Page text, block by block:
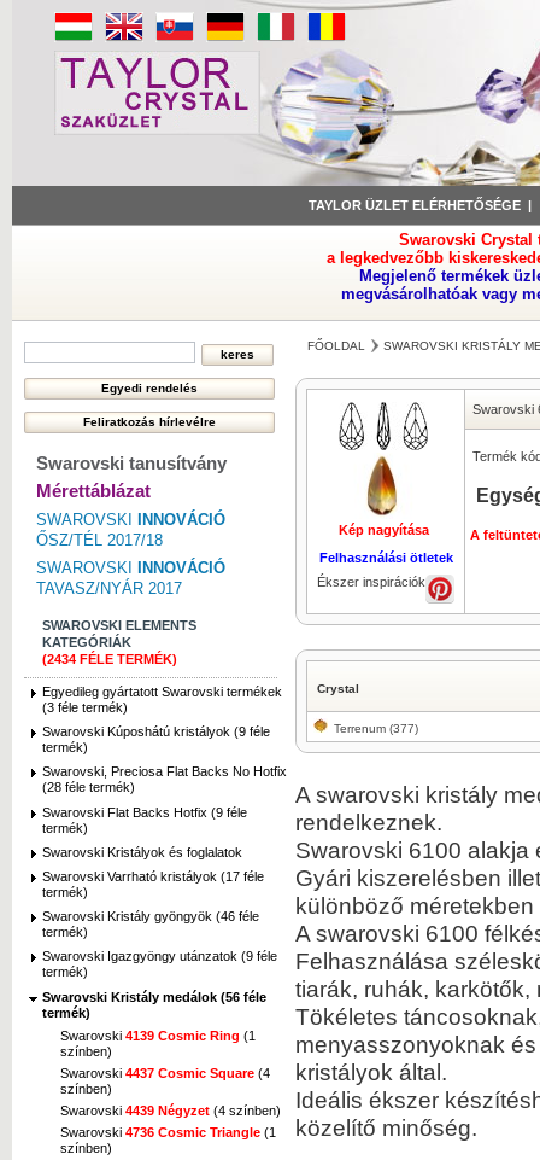
TAYLOR ÜZLET ELÉRHETŐSÉGE
Swarovski Crystal
a legkedvezőbb
Megjelenő termékek
megvásárolhatóak vagy
Swarovski tanusítvány
Mérettáblázat
SWAROVSKI
INNOVÁCIÓ
ŐSZ/TÉL 2017/18
SWAROVSKI
INNOVÁCIÓ
TAVASZ/NYÁR 2017
SWAROVSKI ELEMENTS
KATEGÓRIÁK
(2434 FÉLE TERMÉK)
Egyedileg gyártatott Swarovski termékek
(3 féle termék)
Swarovski Kúposhátú kristályok (9 féle
termék)
Swarovski, Preciosa Flat Backs No Hotfix
(28 féle termék)
Swarovski Flat Backs Hotfix (9 féle
termék)
Swarovski Kristályok és foglalatok
Swarovski Varrható kristályok (17 féle
termék)
Swarovski Kristály gyöngyök (46 féle
termék)
Swarovski Igazgyöngy utánzatok (9 féle
termék)
Swarovski Kristály medálok (56 féle
termék)
Swarovski 4139 Cosmic Ring (1
színben)
Swarovski 4437 Cosmic Square (4
színben)
Swarovski 4439 Négyzet (4 színben)
Swarovski 4736 Cosmic Triangle (1
színben)
FŐOLDAL SWAROVSKI KRISTÁLY
Kép nagyítása
Felhasználási ötletek
Ékszer inspirációk
Swarovski
Termék
A
Crystal
Terrenum (377)
A swarovski kristály
rendelkeznek.
Swarovski 6100 alakja
Gyári kiszerelésben
különböző
A swarovski 6100
Felhasználása
tiarák, ruhák,
Tökéletes
menyasszonyoknak
kristályok által.
Ideális ékszer
közelítő minőség.